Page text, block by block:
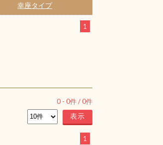
幸座タイプ
1
0 - 0件 /0件
1